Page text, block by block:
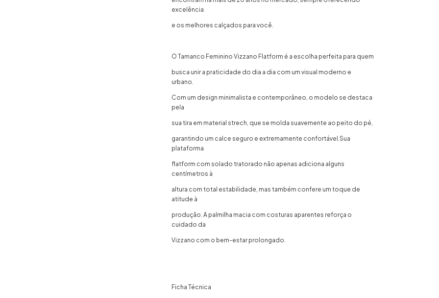
excelência
e os melhores calçados para você.
O Tamanco Feminino Vizzano Flatform é a escolha perfeita para quem
busca unir a praticidade do dia a dia com um visual moderno e
urbano.
Com um design minimalista e contemporâneo, o modelo se destaca
pela
sua tira em material strech, que se molda suavemente ao peito do pé,
garantindo um calce seguro e extremamente confortável.Sua
plataforma
flatform com solado tratorado não apenas adiciona alguns
centímetros à
altura com total estabilidade, mas também confere um toque de
atitude à
produção. A palmilha macia com costuras aparentes reforça o
cuidado da
Vizzano com o bem-estar prolongado.
Ficha Técnica